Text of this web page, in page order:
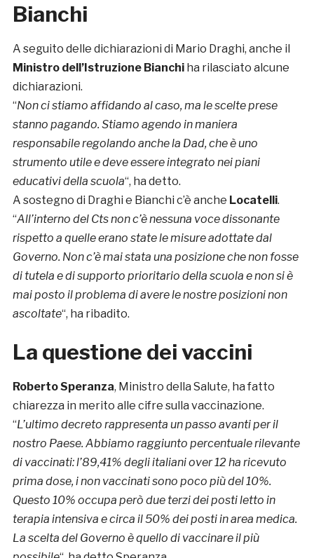
Bianchi
A seguito delle dichiarazioni di Mario Draghi, anche il
Ministro dell’Istruzione Bianchiha rilasciato alcune
dichiarazioni.
“Non ci stiamo affidando al caso, ma le scelte prese
stanno pagando. Stiamo agendo in maniera
responsabile regolando anche la Dad, che è uno
strumento utile e deve essere integrato nei piani
educativi della scuola“, ha detto.
A sostegno di Draghi e Bianchi c’è anche Locatelli.
“All’interno del Cts non c’è nessuna voce dissonante
rispetto a quelle erano state le misure adottate dal
Governo. Non c’è mai stata una posizione che non fosse
di tutela e di supporto prioritario della scuola e non si è
mai posto il problema di avere le nostre posizioni non
ascoltate“, ha ribadito.
La questione dei vaccini
Roberto Speranza, Ministro della Salute, ha fatto
chiarezza in merito alle cifre sulla vaccinazione.
“L’ultimo decreto rappresenta un passo avanti per il
nostro Paese. Abbiamo raggiunto percentuale rilevante
di vaccinati: l’89,41% degli italiani over 12 ha ricevuto
prima dose, i non vaccinati sono poco più del 10%.
Questo 10% occupa però due terzi dei posti letto in
terapia intensiva e circa il 50% dei posti in area medica.
La scelta del Governo è quello di vaccinare il più